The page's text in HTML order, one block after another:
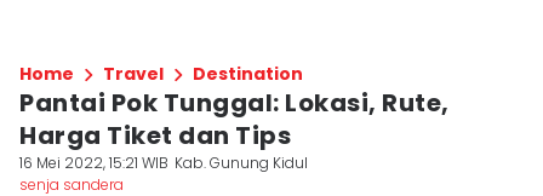
Home Travel Destination
Pantai Pok Tunggal: Lokasi, Rute,
Harga Tiket dan Tips
16 Mei 2022, 15:21 WIB Kab. Gunung Kidul
senja sandera